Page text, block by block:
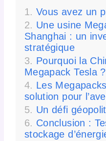
Vous avez un
Une usine
Shanghai : un
stratégique
Pourquoi la
Megapack Tesla ?
Les
solution pour
Un défi
Conclusion :
stockage